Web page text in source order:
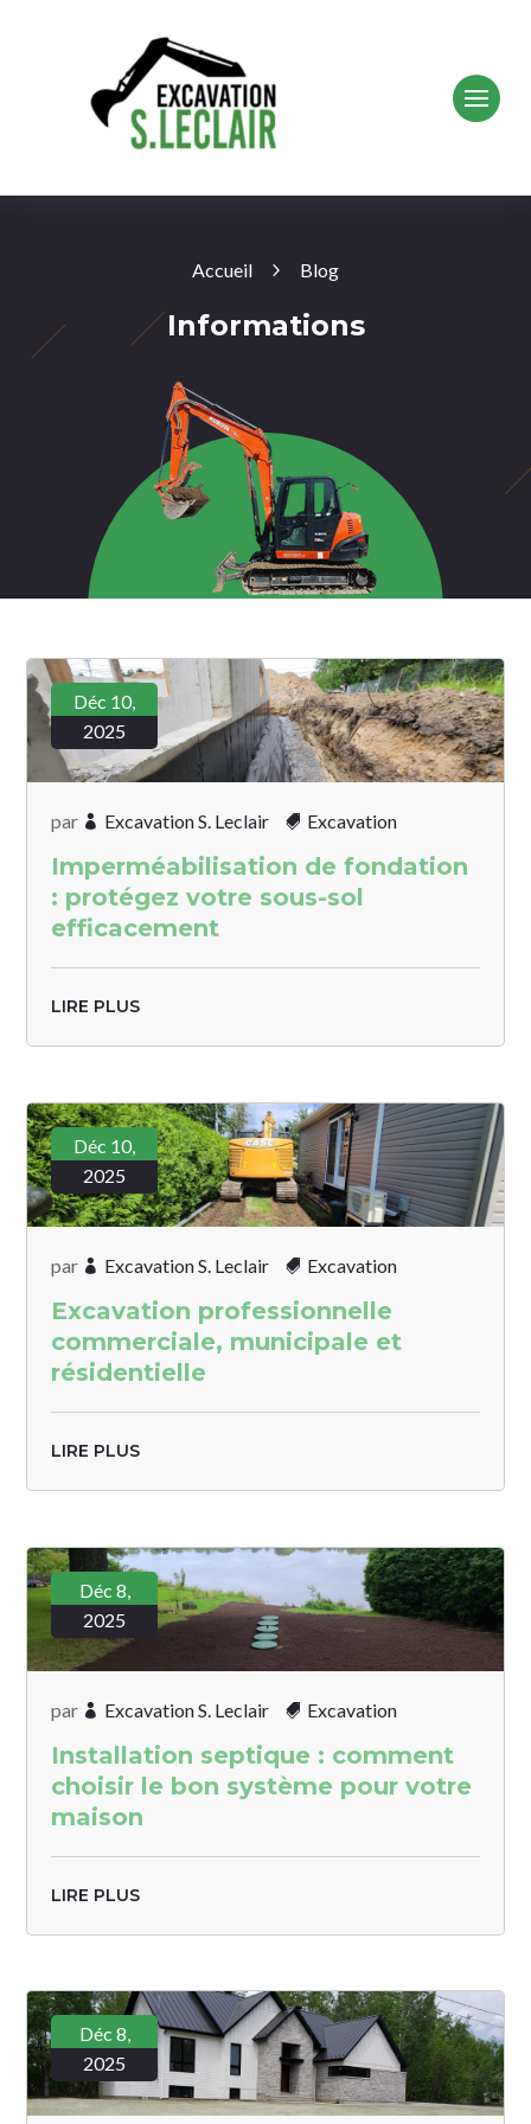
Accueil Blog
Informations
Déc 10,
2025
Imperméabilisation de fondation
: protégez votre sous-sol
efficacement
par Excavation S. Leclair Excavation
LIRE PLUS
Déc 10,
2025
Excavation professionnelle
commerciale, municipale et
résidentielle
par Excavation S. Leclair Excavation
LIRE PLUS
Déc 8,
2025
Installation septique : comment
choisir le bon système pour votre
maison
par Excavation S. Leclair Excavation
LIRE PLUS
Déc 8,
2025